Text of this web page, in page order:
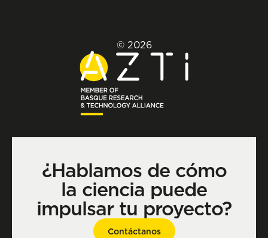
© 2026
¿Hablamos de cómo
la ciencia puede
impulsar tu proyecto?
Contáctanos